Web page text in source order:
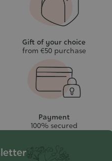
Gift of your choice
from €50 purchase
Payment
100% secured